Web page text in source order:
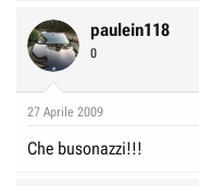
paulein118
0
27 Aprile 2009
Che busonazzi!!!